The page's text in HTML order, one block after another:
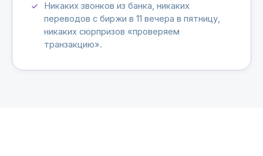
Никаких звонков из банка, никаких
переводов с биржи в 11 вечера в пятницу,
никаких сюрпризов «проверяем
транзакцию».